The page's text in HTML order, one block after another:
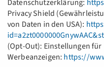
Datenschutzerklärung:
Privacy Shield
von Daten in den USA):
(Opt-Out): Einstellungen für
Werbeanzeigen: https://